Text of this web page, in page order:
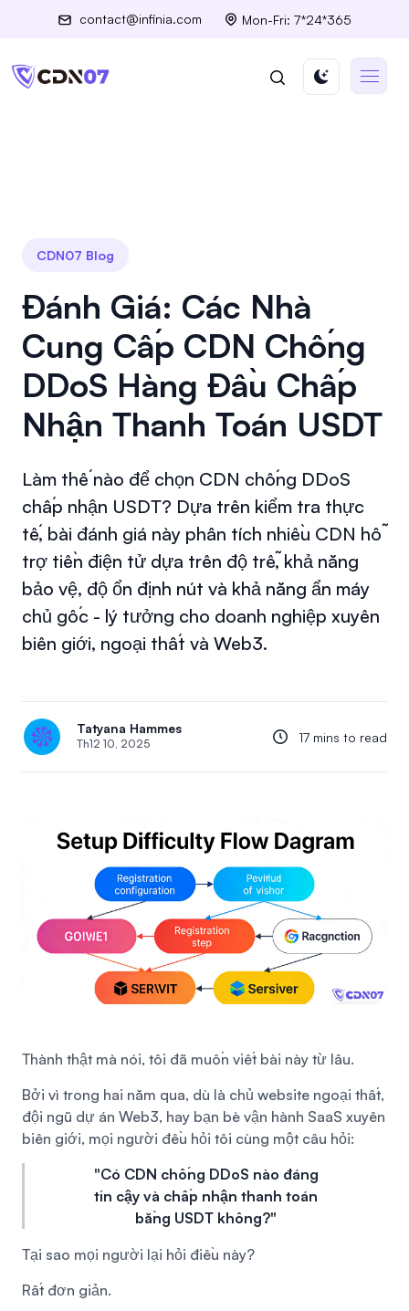
contact@infinia.com Mon-Fri: 7*24*365
CDN07 Blog
Đánh Giá: Các Nhà
Cung Cấp CDN Chống
DDoS Hàng Đầu Chấp
Nhận Thanh Toán USDT
Làm thế nào để chọn CDN chống DDoS
chấp nhận USDT? Dựa trên kiểm tra thực
tế, bài đánh giá này phân tích nhiều CDN hỗ
trợ tiền điện tử dựa trên độ trễ, khả năng
bảo vệ, độ ổn định nút và khả năng ẩn máy
chủ gốc - lý tưởng cho doanh nghiệp xuyên
biên giới, ngoại thất và Web3.
Tatyana Hammes
Th12 10, 2025 17 mins to read
Thành thật mà nói, tôi đã muốn viết bài này từ lâu.
Bởi vì trong hai năm qua, dù là chủ website ngoại thất,
đội ngũ dự án Web3, hay bạn bè vận hành SaaS xuyên
biên giới, mọi người đều hỏi tôi cùng một câu hỏi:
"Có CDN chống DDoS nào đáng
tin cậy và chấp nhận thanh toán
bằng USDT không?"
Tại sao mọi người lại hỏi điều này?
Rất đơn giản.